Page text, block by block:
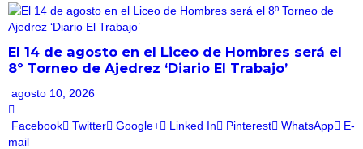
El 14 de agosto en el Liceo de Hombres será el
8º Torneo de Ajedrez ‘Diario El Trabajo’
agosto 10, 2026
Facebook Twitter Google+ Linked In Pinterest WhatsApp
E-
mail